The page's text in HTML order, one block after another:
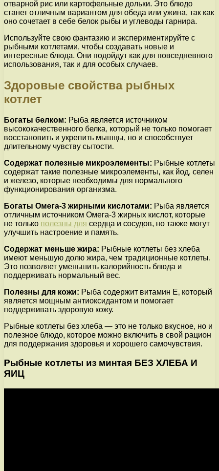
отварной рис или картофельные дольки. Это блюдо
станет отличным вариантом для обеда или ужина, так как
оно сочетает в себе белок рыбы и углеводы гарнира.
Используйте свою фантазию и экспериментируйте с
рыбными котлетами, чтобы создавать новые и
интересные блюда. Они подойдут как для повседневного
использования, так и для особых случаев.
Здоровые свойства рыбных
котлет
Богаты белком: Рыба является источником
высококачественного белка, который не только помогает
восстановить и укрепить мышцы, но и способствует
длительному чувству сытости.
Содержат полезные микроэлементы: Рыбные котлеты
содержат такие полезные микроэлементы, как йод, селен
и железо, которые необходимы для нормального
функционирования организма.
Богаты Омега-3 жирными кислотами: Рыба является
отличным источником Омега-3 жирных кислот, которые
не только полезны для сердца и сосудов, но также могут
улучшить настроение и память.
Содержат меньше жира: Рыбные котлеты без хлеба
имеют меньшую долю жира, чем традиционные котлеты.
Это позволяет уменьшить калорийность блюда и
поддерживать нормальный вес.
Полезны для кожи: Рыба содержит витамин Е, который
является мощным антиоксидантом и помогает
поддерживать здоровую кожу.
Рыбные котлеты без хлеба — это не только вкусное, но и
полезное блюдо, которое можно включить в свой рацион
для поддержания здоровья и хорошего самочувствия.
Рыбные котлеты из минтая БЕЗ ХЛЕБА И
ЯИЦ